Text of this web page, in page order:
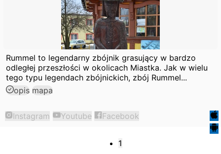
Rummel to legendarny zbójnik grasujący w bardzo
odległej przeszłości w okolicach Miastka. Jak w wielu
tego typu legendach zbójnickich, zbój Rummel...
opis mapa
Instagram Youtube Facebook
1